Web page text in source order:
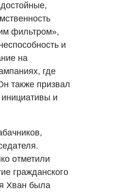
фильтром»,
и
на
где
также призвал
и
отметили
гражданского
Хван была